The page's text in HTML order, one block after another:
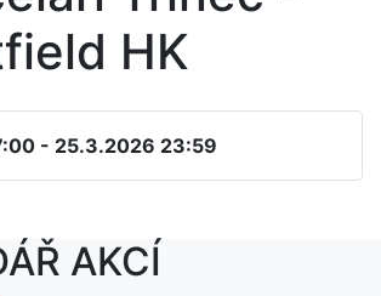
HK
- 25.3.2026 23:59
AKCÍ